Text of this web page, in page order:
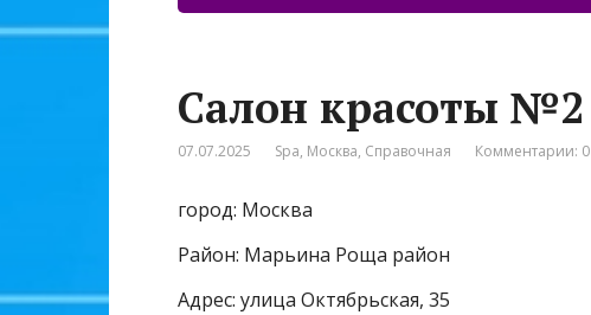
Салон красоты №2
07.07.2025 Spa, Москва, Справочная Комментарии: 0
город: Москва
Район: Марьина Роща район
Адрес: улица Октябрьская, 35